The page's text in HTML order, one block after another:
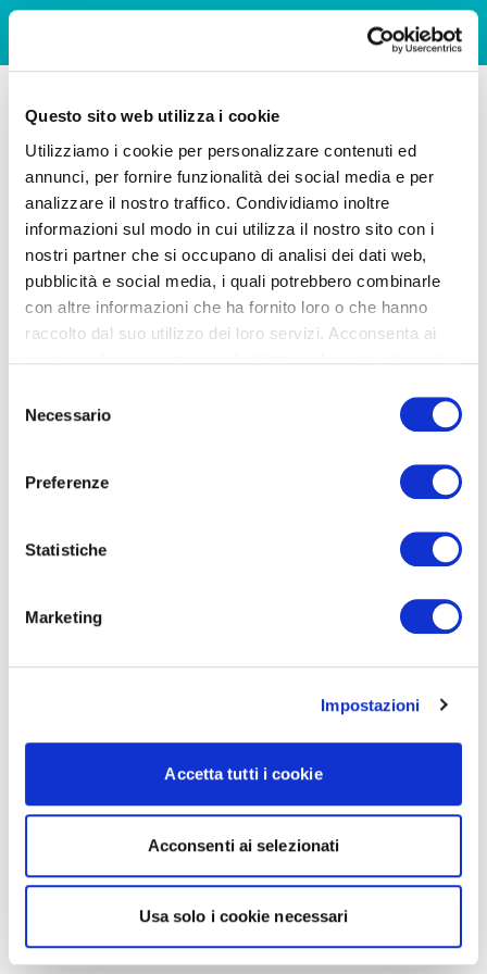
Questo sito web utilizza i cookie
Utilizziamo i cookie per personalizzare contenuti ed
annunci, per fornire funzionalità dei social media e per
analizzare il nostro traffico. Condividiamo inoltre
informazioni sul modo in cui utilizza il nostro sito con i
nostri partner che si occupano di analisi dei dati web,
pubblicità e social media, i quali potrebbero combinarle
con altre informazioni che ha fornito loro o che hanno
raccolto dal suo utilizzo dei loro servizi. Acconsenta ai
delNecessario
Preferenze
Statistiche
Marketing
Impostazioni
Accetta tutti i cookie
Acconsenti ai selezionati
Usa solo i cookie necessari